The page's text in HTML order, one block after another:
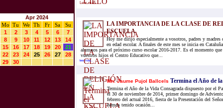
Apr 2024
Mo
Tu We Th Fr Sa
Su
1
2 3 4 5 6
7
8
9 10 11 12 13
14
15
16 17 18 19 20
21
22
23 24 25 26 27
28
29
30
Leer mas...
LA IMPORTANCIA DE LA CLASE DE
ESCUELA
Hoy me dirijo especialmente a vosotros, padres y
en edad escolar. A finales de este mes se inicia en
alumnos para el próximo curso escolar 2016-2017. Es el momento que
vuestros hijos el Centro Educativo que...
leer mas...
Mn. Jaume Pujol Ballcels Termina el Año de
Termina el Año de la Vida Consagrada dispuesto por el
el 30 de noviembre de 2014, primer domingo de
febrero del actual 2016, fiesta de la Presentación del
hemos tenido ocasión...